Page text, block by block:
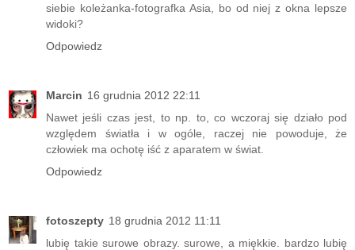
siebie koleżanka-fotografka Asia, bo od niej z okna lepsze
widoki?
Odpowiedz
Marcin 16 grudnia 2012 22:11
Nawet jeśli czas jest, to np. to, co wczoraj się działo pod
względem światła i w ogóle, raczej nie powoduje, że
człowiek ma ochotę iść z aparatem w świat.
Odpowiedz
fotoszepty 18 grudnia 2012 11:11
lubię takie surowe obrazy. surowe, a miękkie. bardzo lubię